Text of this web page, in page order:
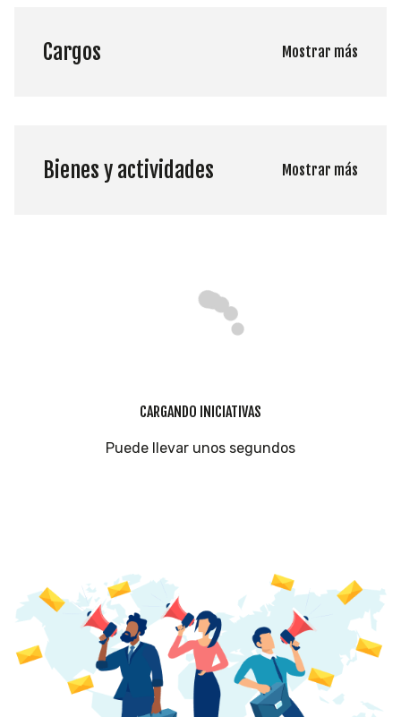
Cargos Mostrar más
Bienes y actividades Mostrar más
CARGANDO INICIATIVAS
Puede llevar unos segundos